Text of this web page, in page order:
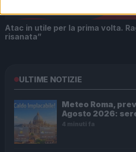
Atac in utile per la prima volta.
risanata”
ULTIME NOTIZIE
Meteo Roma,
Agosto 2026:
4 minuti fa